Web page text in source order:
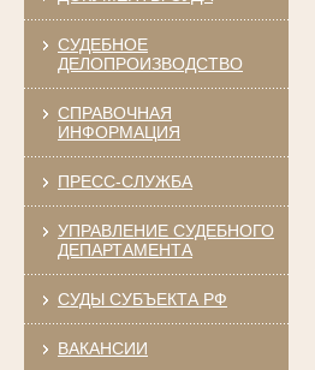
СУДЕБНОЕ
ДЕЛОПРОИЗВОДСТВО
СПРАВОЧНАЯ
ИНФОРМАЦИЯ
ПРЕСС-СЛУЖБА
УПРАВЛЕНИЕ СУДЕБНОГО
ДЕПАРТАМЕНТА
СУДЫ СУБЪЕКТА РФ
ВАКАНСИИ